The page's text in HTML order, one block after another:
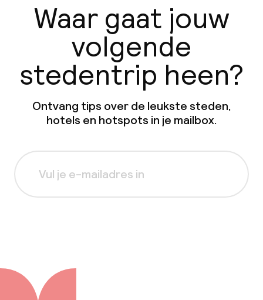
Waar gaat jouw
volgende
stedentrip heen?
Ontvang tips over de leukste steden,
hotels en hotspots in je mailbox.